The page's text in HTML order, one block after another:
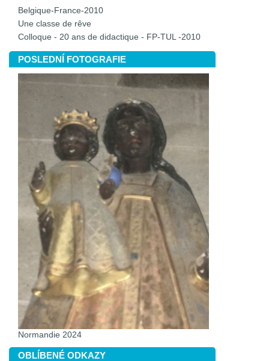
Belgique-France-2010
Une classe de rêve
Colloque - 20 ans de didactique - FP-TUL -2010
POSLEDNÍ FOTOGRAFIE
Normandie 2024
OBLÍBENÉ ODKAZY